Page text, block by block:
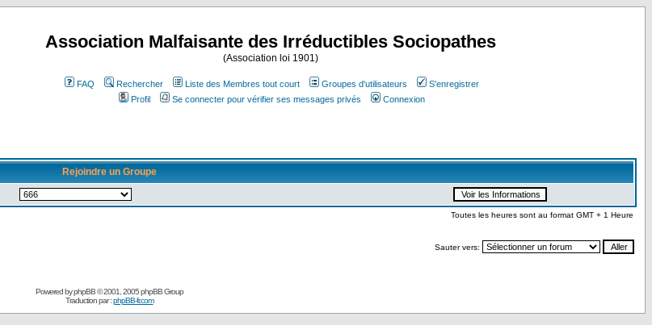
Association Malfaisante des Irréductibles Sociopathes
(Association loi 1901)
FAQ Rechercher Liste des Membres tout court Groupes d'utilisateurs
S'enregistrer
Profil
Se connecter pour vérifier ses messages privés Connexion
Rejoindre un Groupe
Toutes les heures sont au format GMT + 1 Heure
Sauter vers:
Powered byphpBB© 2001, 2005 phpBB Group
Traduction par :phpBB-fr.com